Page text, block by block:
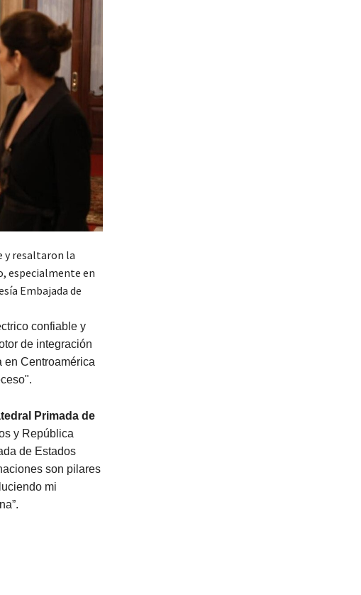
y resaltaron la
especialmente en
Embajada de
confiable y
de integración
en Centroamérica
Primada de
y República
de Estados
son pilares
mi